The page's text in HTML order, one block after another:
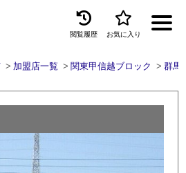
ック買取
ラック市とは
盟店一覧
閲覧履歴 お気に入り
加盟店一覧 関東甲信越ブロック 群馬